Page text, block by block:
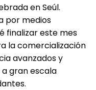
en Seúl.
por medios
finalizar este mes
la comercialización
avanzados y
gran escala